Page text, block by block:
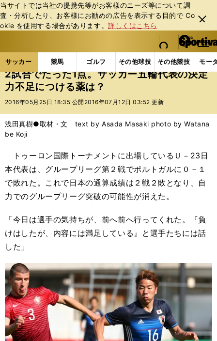
当サイトでは当社の提携先等がお客様のニーズ等について調
査・分析したり、お客様にお勧めの広告を表⽰する⽬的で Co
okie を使⽤する場合があります。詳しくはこちら
閉じ
る
web Sportiva (webスポルティーバ)
検索
マイペ
ー
ジ
メニュ
サッカー 競馬 ゴルフ その他球技 その他競技 モー
ス
ポ
ル
バ
サッカーの記事一覧 サッカー代表 日本代表 2試
2試合でたった1点。サッカー五輪代表の決定
力不足につける薬は？
2016年05月25日 18:35 公開 2016年07月12日 03:52 更新
浅田真樹●取材・文 text by Asada Masaki photo by Watana
be Koji
トゥーロン国際トーナメントに出場しているＵ－23日
本代表は、グループリーグ第２戦でポルトガルに０－１
で敗れた。これで日本の通算成績は２戦２敗となり、自
力でのグループリーグ突破の可能性が消えた。
「今日は選手の気持ちが、前へ前へ行ってくれた。『負
けはしたが、内容には満足している』と選手たちには話
した」